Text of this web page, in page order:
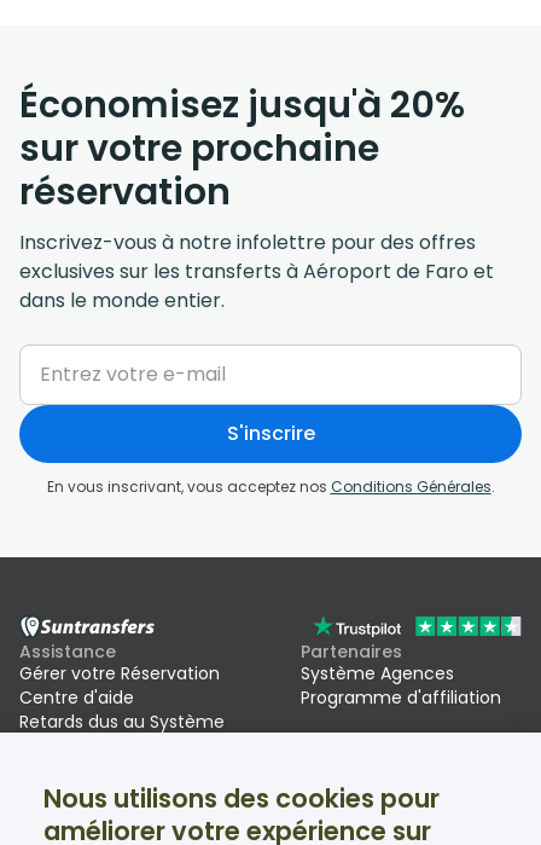
Économisez jusqu'à 20%
sur votre prochaine
réservation
Inscrivez-vous à notre infolettre pour des offres
exclusives sur les transferts à Aéroport de Faro et
dans le monde entier.
S'inscrire
En vous inscrivant, vous acceptez nos Conditions Générales.
Assistance
Gérer votre Réservation
Centre d'aide
Retards dus au Système
Partenaires
Système Agences
Programme d'affiliation
Suntransfers
À propos
Réseaux sociaux
Facebook
Nous utilisons des cookies pour
améliorer votre expérience sur